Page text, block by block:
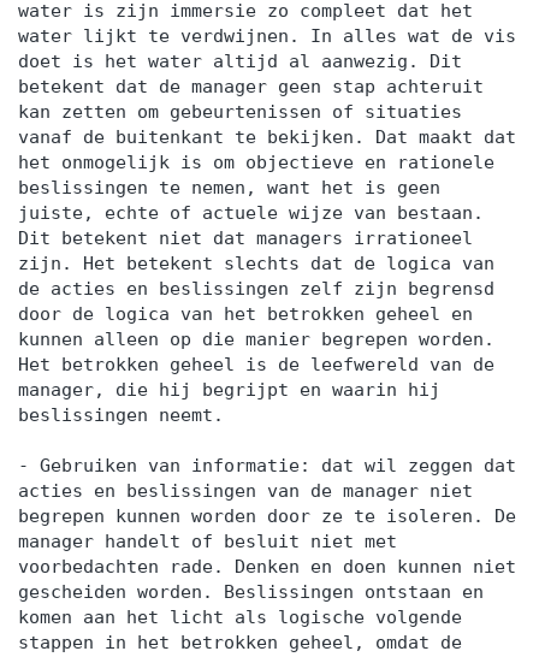
water is zijn immersie zo compleet dat het
water lijkt te verdwijnen. In alles wat de vis
doet is het water altijd al aanwezig. Dit
betekent dat de manager geen stap achteruit
kan zetten om gebeurtenissen of situaties
vanaf de buitenkant te bekijken. Dat maakt dat
het onmogelijk is om objectieve en rationele
beslissingen te nemen, want het is geen
juiste, echte of actuele wijze van bestaan.
Dit betekent niet dat managers irrationeel
zijn. Het betekent slechts dat de logica van
de acties en beslissingen zelf zijn begrensd
door de logica van het betrokken geheel en
kunnen alleen op die manier begrepen worden.
Het betrokken geheel is de leefwereld van de
manager, die hij begrijpt en waarin hij
beslissingen neemt.
- Gebruiken van informatie: dat wil zeggen dat
acties en beslissingen van de manager niet
begrepen kunnen worden door ze te isoleren. De
manager handelt of besluit niet met
voorbedachten rade. Denken en doen kunnen niet
gescheiden worden. Beslissingen ontstaan en
komen aan het licht als logische volgende
stappen in het betrokken geheel, omdat de